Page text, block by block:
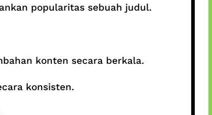
popularitas sebuah judul.
konten secara berkala.
konsisten.